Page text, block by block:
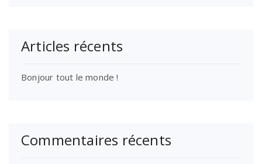
Articles récents
Bonjour tout le monde !
Commentaires récents